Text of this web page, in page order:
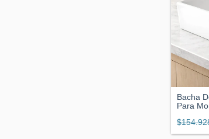
Bacha
Para